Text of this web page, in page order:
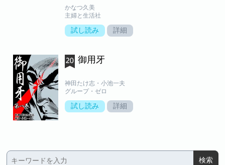
かなつ久美
主婦と生活社
試し読み 詳細
御用牙
神田たけ志・小池一夫
グループ・ゼロ
試し読み 詳細